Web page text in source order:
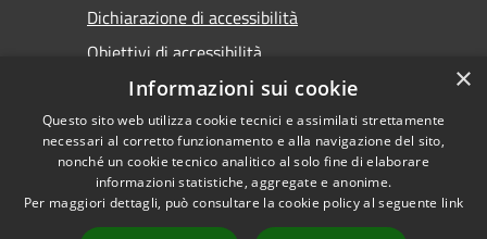
Dichiarazione di accessibilità
Obiettivi di accessibilità
Accessibilità
Copyright © 2026 • Comune di
Marsala • Powered by
×
Informazioni sui cookie
Questo sito web utilizza cookie tecnici e assimilati strettamente
necessari al corretto funzionamento e alla navigazione del sito,
nonché un cookie tecnico analitico al solo fine di elaborare
informazioni statistiche, aggregate e anonime.
Per maggiori dettagli, può consultare la cookie policy al seguente link